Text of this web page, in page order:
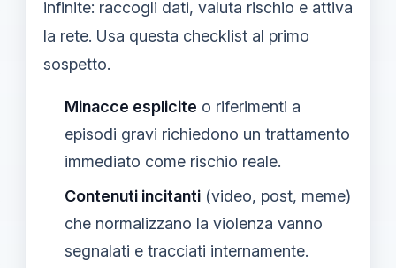
infinite: raccogli dati, valuta rischio e attiva
la rete. Usa questa checklist al primo
sospetto.
Minacce esplicite o riferimenti a
episodi gravi richiedono un trattamento
immediato come rischio reale.
Contenuti incitanti (video, post, meme)
che normalizzano la violenza vanno
segnalati e tracciati internamente.